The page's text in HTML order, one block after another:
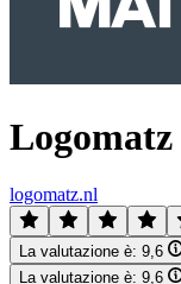
Logomatz
logomatz.nl
La valutazione è: 9,6
La valutazione è: 9,6